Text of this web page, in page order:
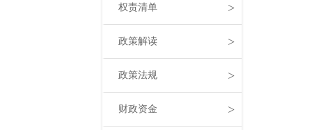
权责清单 >
政策解读 >
政策法规 >
财政资金 >